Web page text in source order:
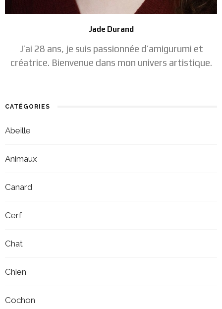
Jade Durand
J’ai 28 ans, je suis passionnée d’amigurumi et
créatrice. Bienvenue dans mon univers artistique.
CATÉGORIES
Abeille
Animaux
Canard
Cerf
Chat
Chien
Cochon